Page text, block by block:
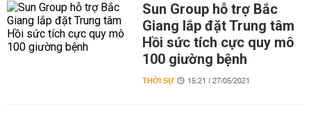
Sun Group hỗ trợ Bắc
Giang lắp đặt Trung tâm
Hồi sức tích cực quy mô
100 giường bệnh
THỜI SỰ 15:21 | 27/05/2021